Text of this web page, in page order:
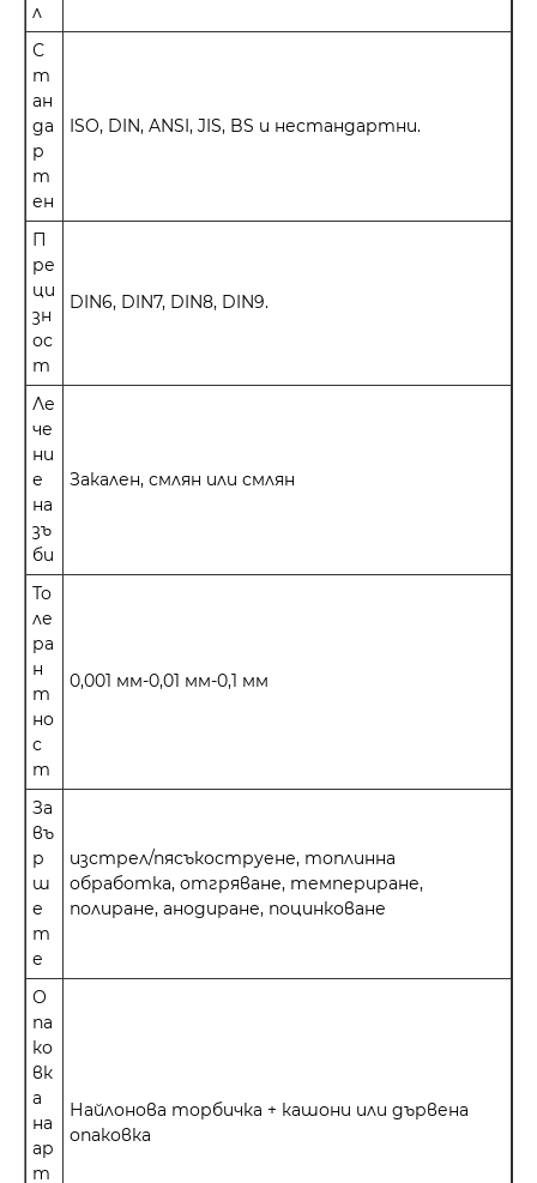
л
С
т
ан
да
р
т
ен
ISO, DIN, ANSI, JIS, BS и нестандартни.
П
ре
ци
зн
ос
т
DIN6, DIN7, DIN8, DIN9.
Ле
че
ни
е
на
зъ
би
Закален, смлян или смлян
То
ле
ра
н
т
но
с
т
0,001 мм-0,01 мм-0,1 мм
За
въ
р
ш
е
т
е
изстрел/пясъкоструене, топлинна
обработка, отгряване, темпериране,
полиране, анодиране, поцинковане
О
па
ко
вк
а
на
ар
т
Найлонова торбичка + кашони или дървена
опаковка